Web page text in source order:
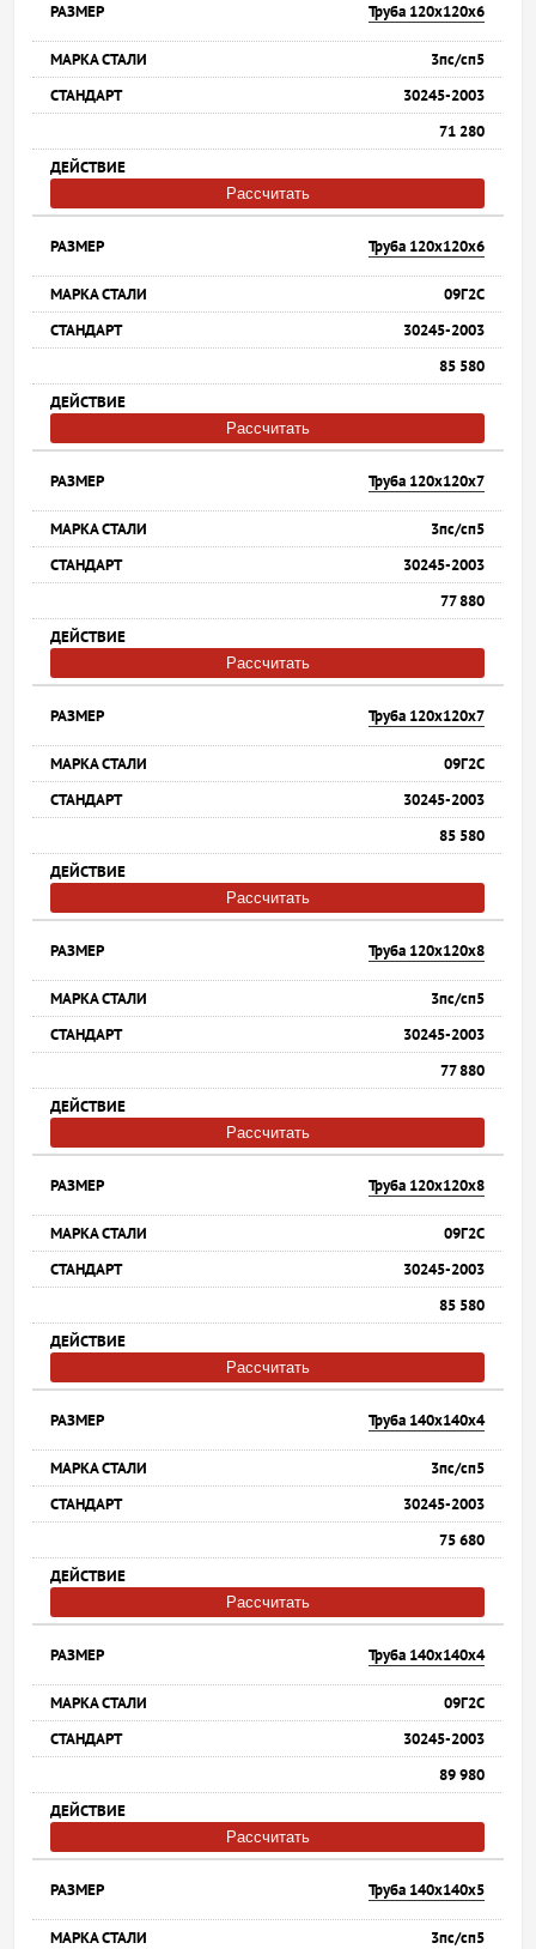
Труба 120х120х6
3пс/сп5
30245-2003
71 280
Рассчитать
Труба 120х120х6
09Г2С
30245-2003
85 580
Рассчитать
Труба 120х120х7
3пс/сп5
30245-2003
77 880
Рассчитать
Труба 120х120х7
09Г2С
30245-2003
85 580
Рассчитать
Труба 120х120х8
3пс/сп5
30245-2003
77 880
Рассчитать
Труба 120х120х8
09Г2С
30245-2003
85 580
Рассчитать
Труба 140х140х4
3пс/сп5
30245-2003
75 680
Рассчитать
Труба 140х140х4
09Г2С
30245-2003
89 980
Рассчитать
Труба 140х140х5
3пс/сп5